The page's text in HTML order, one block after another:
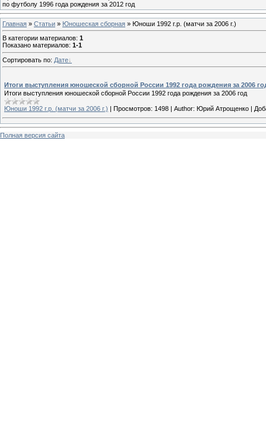
по футболу 1996 года рождения за 2012 год
Главная » Статьи » Юношеская cборная » Юноши 1992 г.р. (матчи за 2006 г.)
В категории материалов: 1
Показано материалов: 1-1
Сортировать по: Дате
Итоги выступления юношеской сборной России 1992 года рождения за 2006
Итоги выступления юношеской сборной России 1992 года рождения за 2006 год
Юноши 1992 г.р. (матчи за 2006 г.) Просмотров: 1498 Author: Юрий Атрощенко
Полная версия сайта